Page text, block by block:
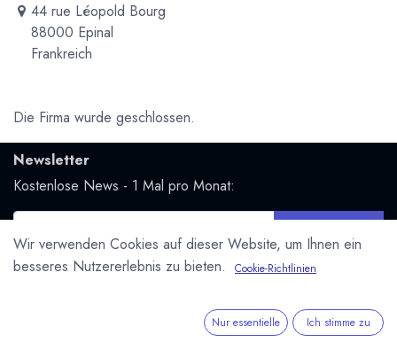
44 rue Léopold Bourg
88000 Epinal
Frankreich
Die Firma wurde geschlossen.
Newsletter
Kostenlose News - 1 Mal pro Monat:
Geschützt durch reCAPTCHA, Datenschutzerklärung
Folge uns und bleibe mit uns in Kontakt:
Wir verwenden Cookies auf dieser Website, um Ihnen ein
besseres Nutzererlebnis zu bieten.
Cookie-Richtlinien
Nur essentielle Ich stimme zu